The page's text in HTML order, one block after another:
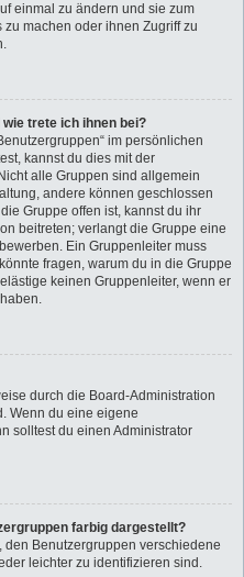
einmal zu ändern und sie zum
machen oder ihnen Zugriff zu
trete ich ihnen bei?
im persönlichen
kannst du dies mit der
alle Gruppen sind allgemein
andere können geschlossen
Gruppe offen ist, kannst du ihr
beitreten; verlangt die Gruppe eine
Ein Gruppenleiter muss
fragen, warum du in die Gruppe
keinen Gruppenleiter, wenn er
durch die Board-Administration
Wenn du eine eigene
solltest du einen Administrator
farbig dargestellt?
den Benutzergruppen verschiedene
leichter zu identifizieren sind.